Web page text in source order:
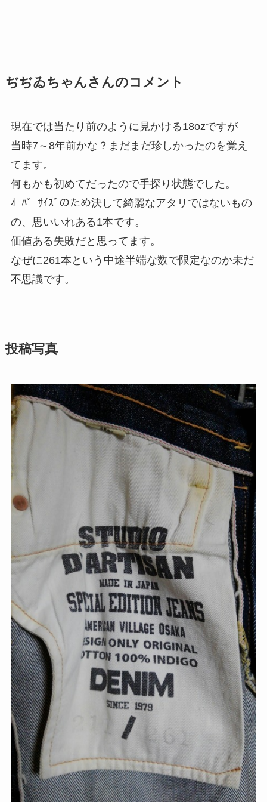
ぢぢゐちゃんさんのコメント
現在では当たり前のように見かける18ozですが
当時7～8年前かな？まだまだ珍しかったのを覚え
てます。
何もかも初めてだったので手探り状態でした。
ｵｰﾊﾞｰｻｲｽﾞのため決して綺麗なアタリではないもの
の、思いいれある1本です。
価値ある失敗だと思ってます。
なぜに261本という中途半端な数で限定なのか未だ
不思議です。
投稿写真